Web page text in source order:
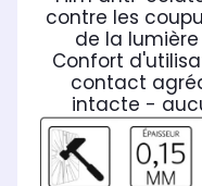
contre les
de la
Confort
contact
intacte -